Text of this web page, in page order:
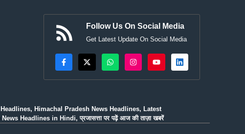
Follow Us On Social Media
Get Latest Update On Social Media
Himachal Pradesh News Headlines, Latest
Headlines in Hindi, प्रजासत्ता पर पढ़ें आज की ताज़ा खबरें